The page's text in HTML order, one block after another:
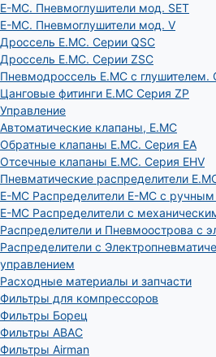
E-MC. Пневмоглушители мод. SET
E-MC. Пневмоглушители мод. V
Дроссель E.MC. Серии QSC
Дроссель E.MC. Серии ZSC
Пневмодроссель E.MC с глушителем.
Цанговые фитинги E.MC Серия ZP
Управление
Автоматические клапаны, Е.МС
Обратные клапаны E.MC. Серия EA
Отсечные клапаны E.MC. Серия EHV
Пневматические распределители
E-MC Распределители E-MC с
E-MC Распределители с
Распределители и Пневмоострова с
Распределители с
управлением
Расходные материалы и запчасти
Фильтры для компрессоров
Фильтры Борец
Фильтры ABAC
Фильтры Airman